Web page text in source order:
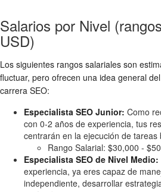
Salarios por Nivel
USD)
Los siguientes rangos salariales son
fluctuar, pero ofrecen una idea general
carrera SEO:
Especialista SEO Junior: Como
con 0-2 años de experiencia, tus
centrarán en la ejecución de tareas
Rango Salarial: $30,000 -
Especialista SEO de Nivel Medio:
experiencia, ya eres capaz de
independiente, desarrollar